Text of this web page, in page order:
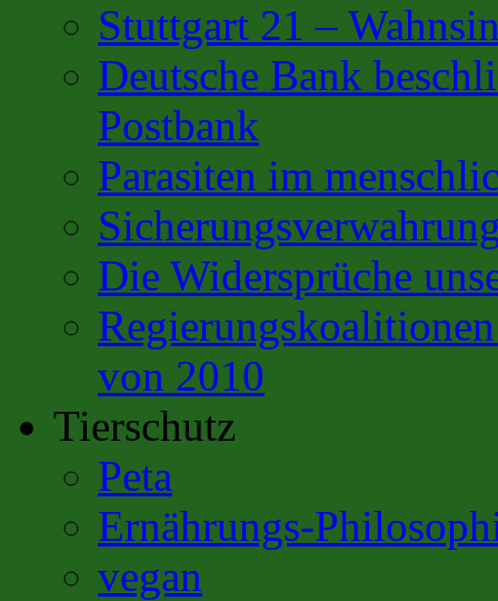
Stuttgart 21 –
Deutsche Bank
Postbank
Parasiten im
Die Widersprüche
von 2010
Tierschutz
Peta
Ernährungs-
vegan